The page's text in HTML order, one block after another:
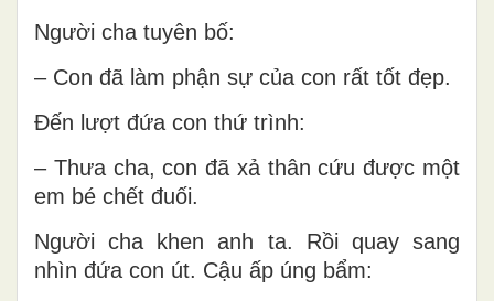
Người cha tuyên bố:
– Con đã làm phận sự của con rất tốt đẹp.
Đến lượt đứa con thứ trình:
– Thưa cha, con đã xả thân cứu được một
em bé chết đuối.
Người cha khen anh ta. Rồi quay sang
nhìn đứa con út. Cậu ấp úng bẩm: